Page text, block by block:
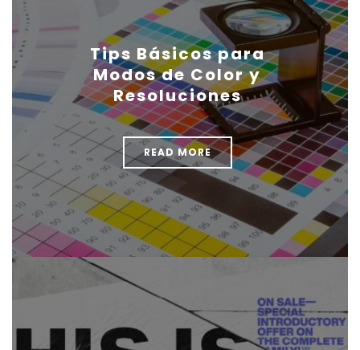
Tips Básicos para
Modos de Color y
Resoluciones
READ MORE